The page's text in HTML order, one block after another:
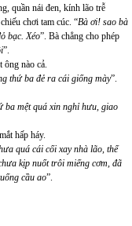
quần nái đen, kính lão trễ
chơi tam cúc. “Bà ơi! sao bà
bạc. Xéo”. Bà chẳng cho phép
”.
nào cả.
thứ ba đẻ ra cái giống mày”.
ba mệt quá xin nghỉ hưu, giao
hấp háy.
quá cái cối xay nhà lão, thế
kịp nuốt trôi miếng cơm, đã
cầu ao”.